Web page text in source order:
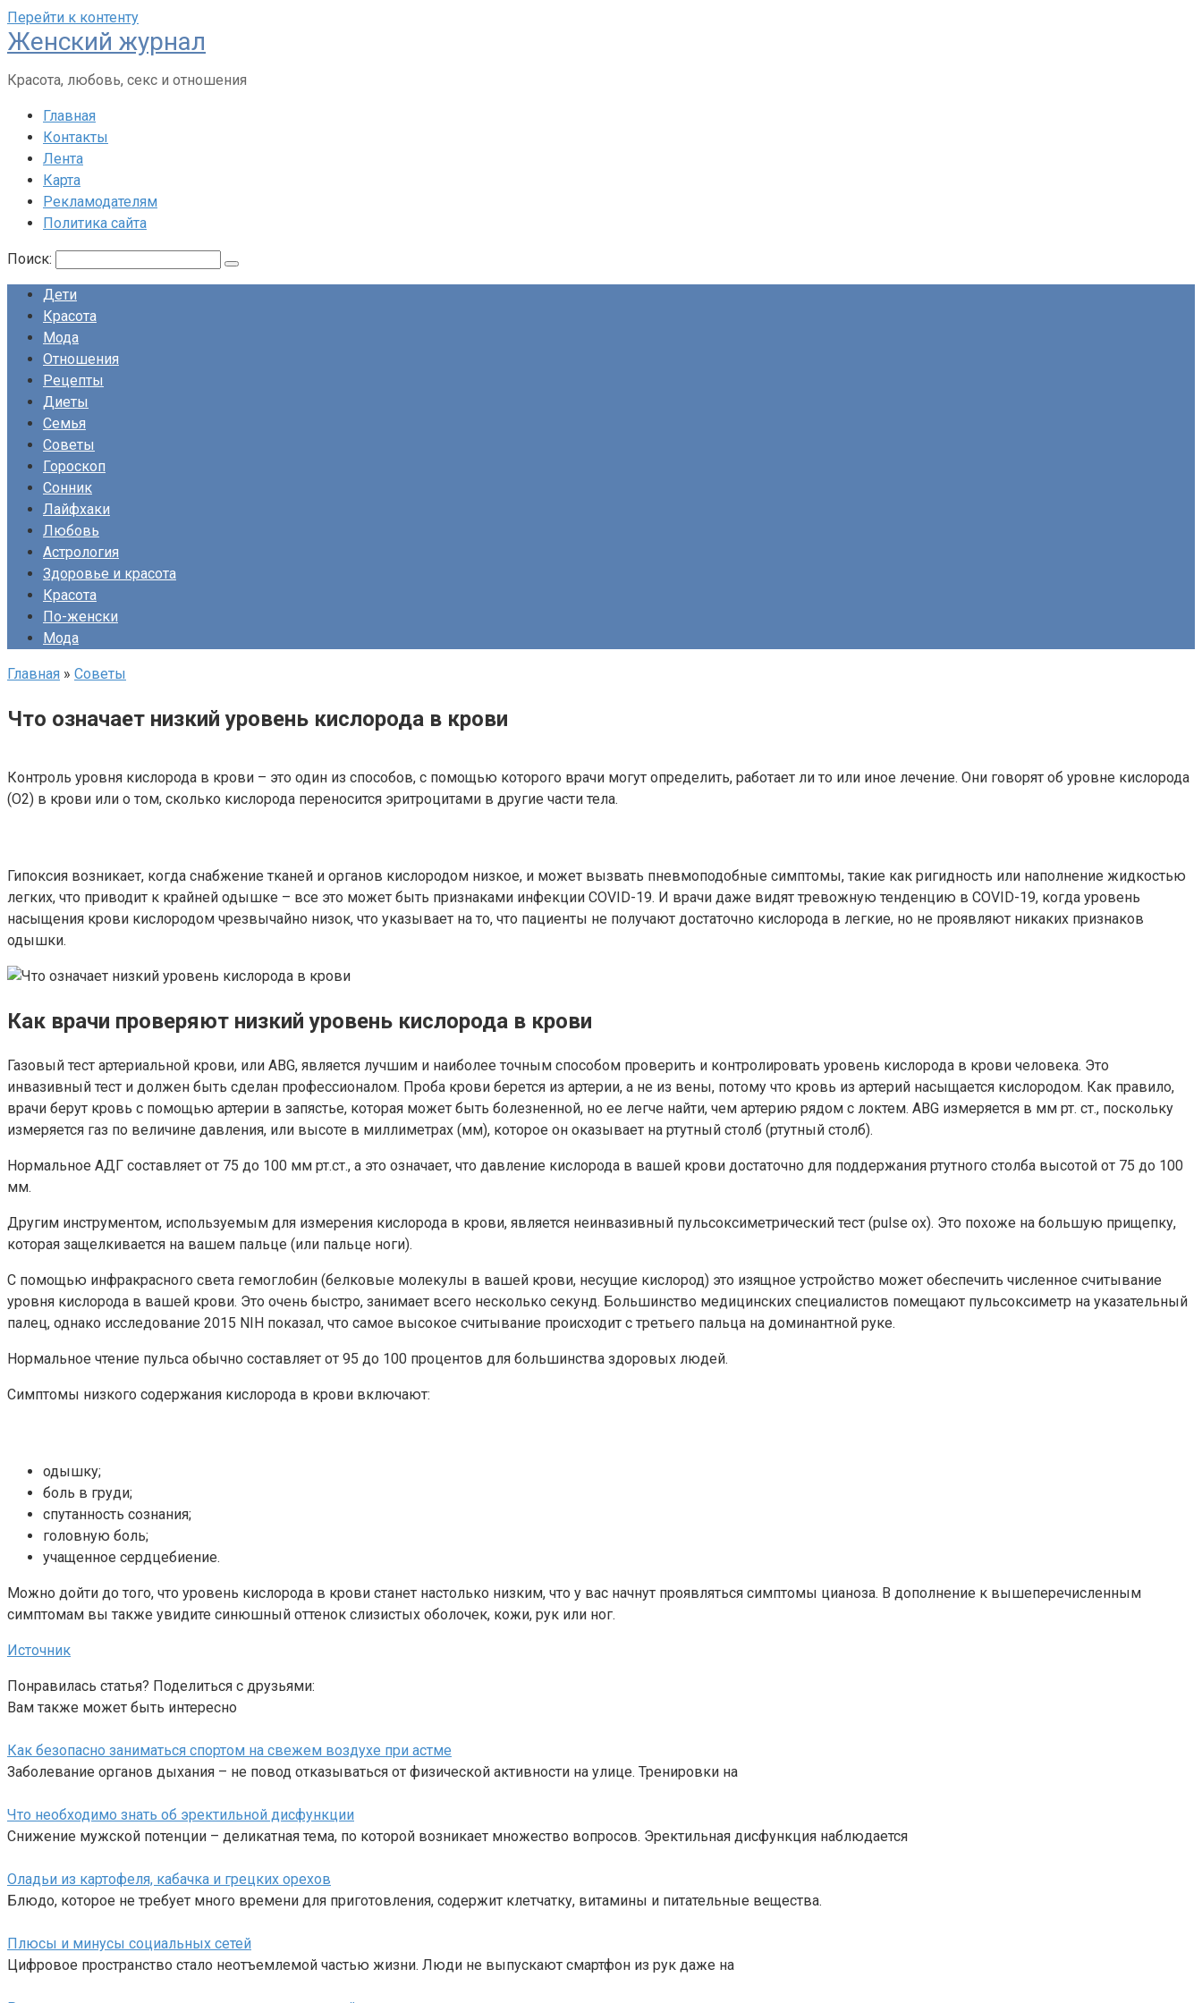
Перейти к контенту
Женский журнал
Красота, любовь, секс и отношения
Главная
Контакты
Лента
Карта
Рекламодателям
Политика сайта
Поиск:
Дети
Красота
Мода
Отношения
Рецепты
Диеты
Семья
Советы
Гороскоп
Сонник
Лайфхаки
Любовь
Астрология
Здоровье и красота
Красота
По-женски
Мода
Главная » Советы
Что означает низкий уровень кислорода в крови
Контроль уровня кислорода в крови – это один из способов, с помощью которого врачи могут определить, работает ли то или иное лечение. Они говорят об уровне кислорода
(O2) в крови или о том, сколько кислорода переносится эритроцитами в другие части тела.
Гипоксия возникает, когда снабжение тканей и органов кислородом низкое, и может вызвать пневмоподобные симптомы, такие как ригидность или наполнение жидкостью
легких, что приводит к крайней одышке – все это может быть признаками инфекции COVID-19. И врачи даже видят тревожную тенденцию в COVID-19, когда уровень
насыщения крови кислородом чрезвычайно низок, что указывает на то, что пациенты не получают достаточно кислорода в легкие, но не проявляют никаких признаков
одышки.
Как врачи проверяют низкий уровень кислорода в крови
Газовый тест артериальной крови, или ABG, является лучшим и наиболее точным способом проверить и контролировать уровень кислорода в крови человека. Это
инвазивный тест и должен быть сделан профессионалом. Проба крови берется из артерии, а не из вены, потому что кровь из артерий насыщается кислородом. Как правило,
врачи берут кровь с помощью артерии в запястье, которая может быть болезненной, но ее легче найти, чем артерию рядом с локтем. ABG измеряется в мм рт. ст., поскольку
измеряется газ по величине давления, или высоте в миллиметрах (мм), которое он оказывает на ртутный столб (ртутный столб).
Нормальное АДГ составляет от 75 до 100 мм рт.ст., а это означает, что давление кислорода в вашей крови достаточно для поддержания ртутного столба высотой от 75 до 100
мм.
Другим инструментом, используемым для измерения кислорода в крови, является неинвазивный пульсоксиметрический тест (pulse ox). Это похоже на большую прищепку,
которая защелкивается на вашем пальце (или пальце ноги).
С помощью инфракрасного света гемоглобин (белковые молекулы в вашей крови, несущие кислород) это изящное устройство может обеспечить численное считывание
уровня кислорода в вашей крови. Это очень быстро, занимает всего несколько секунд. Большинство медицинских специалистов помещают пульсоксиметр на указательный
палец, однако исследование 2015 NIH показал, что самое высокое считывание происходит с третьего пальца на доминантной руке.
Нормальное чтение пульса обычно составляет от 95 до 100 процентов для большинства здоровых людей.
Симптомы низкого содержания кислорода в крови включают:
одышку;
боль в груди;
спутанность сознания;
головную боль;
учащенное сердцебиение.
Можно дойти до того, что уровень кислорода в крови станет настолько низким, что у вас начнут проявляться симптомы цианоза. В дополнение к вышеперечисленным
симптомам вы также увидите синюшный оттенок слизистых оболочек, кожи, рук или ног.
Источник
Понравилась статья? Поделиться с друзьями:
Вам также может быть интересно
Как безопасно заниматься спортом на свежем воздухе при астме
Заболевание органов дыхания – не повод отказываться от физической активности на улице. Тренировки на
Что необходимо знать об эректильной дисфункции
Снижение мужской потенции – деликатная тема, по которой возникает множество вопросов. Эректильная дисфункция наблюдается
Оладьи из картофеля, кабачка и грецких орехов
Блюдо, которое не требует много времени для приготовления, содержит клетчатку, витамины и питательные вещества.
Плюсы и минусы социальных сетей
Цифровое пространство стало неотъемлемой частью жизни. Люди не выпускают смартфон из рук даже на